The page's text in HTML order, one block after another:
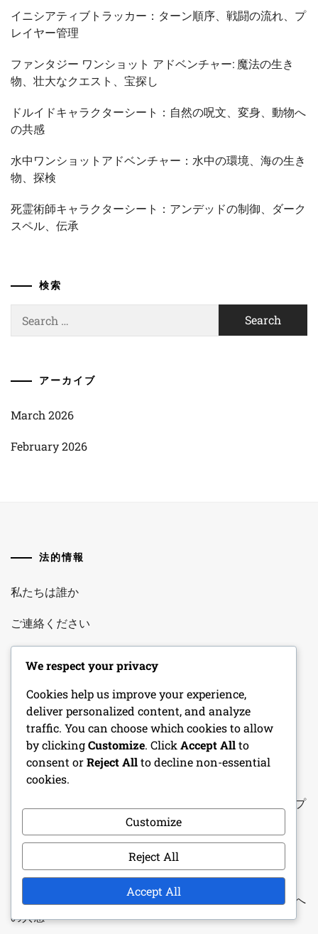
イニシアティブトラッカー：ターン順序、戦闘の流れ、プ
レイヤー管理
ファンタジー ワンショット アドベンチャー: 魔法の生き
物、壮大なクエスト、宝探し
ドルイドキャラクターシート：自然の呪文、変身、動物へ
の共感
水中ワンショットアドベンチャー：水中の環境、海の生き
物、探検
死霊術師キャラクターシート：アンデッドの制御、ダーク
スペル、伝承
検索
for:
アーカイブ
March 2026
February 2026
法的情報
私たちは誰か
ご連絡ください
プライバシーポリシー
最近の投稿
イニシアティブトラッカー：ターン順序、戦闘の流れ、プ
ファンタジー ワンショット アドベンチャー: 魔法の生き
物、壮大なクエスト、宝探し
ドルイドキャラクターシート：自然の呪文、変身、動物へ
の共感
We respect your privacy
Cookies help us improve your experience,
deliver personalized content, and analyze
traffic. You can choose which cookies to allow
by clickingCustomize. Click Accept Allto
consent orReject Allto decline non-essential
cookies.
Customize
Reject All
Accept All